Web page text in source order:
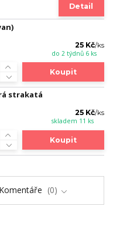
Detail
25 Kč/ks
do 2 týdnů 6 ks
Koupit
strakatá
25 Kč/ks
skladem 11 ks
Koupit
Komentáře 0